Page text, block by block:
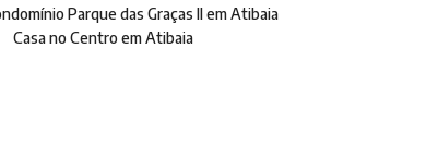
Parque das Graças II em Atibaia
Casa no Centro em Atibaia